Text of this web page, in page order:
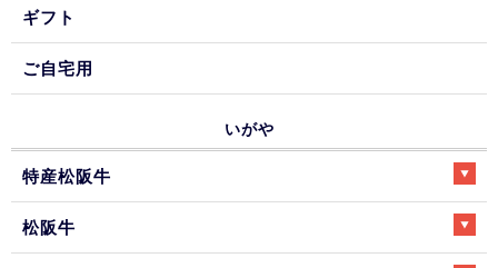
ギフト
ご自宅用
いがや
特産松阪牛
松阪牛